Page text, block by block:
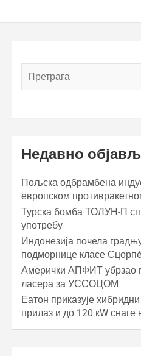
Недавно
Пољска одбрамбена
европском
Турска бомба ТОЛУН-П
употребу
Индонезија почела
подморнице класе
Амерички АПФИТ
ласера за УССОЦОМ
Еатон приказује
прилаз и до 120 кW снаге